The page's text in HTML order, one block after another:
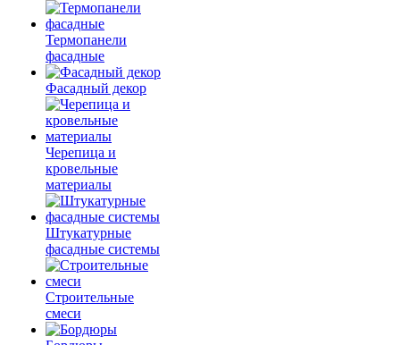
Термопанели
фасадные
Фасадный декор
Черепица и
кровельные
материалы
Штукатурные
фасадные системы
Строительные
смеси